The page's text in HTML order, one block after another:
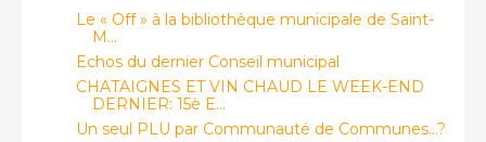
Le « Off » à la bibliothèque municipale de Saint-
M...
Echos du dernier Conseil municipal
CHATAIGNES ET VIN CHAUD LE WEEK-END
DERNIER: 15è E...
Un seul PLU par Communauté de Communes…?